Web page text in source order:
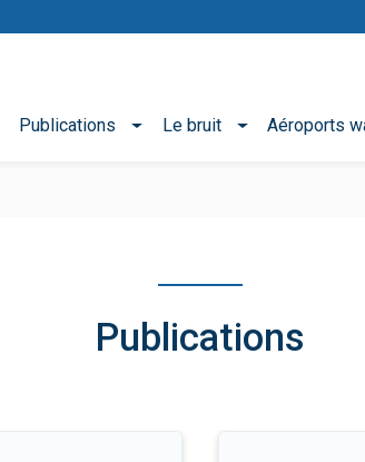
Publications Le bruit Aéroports
Publications